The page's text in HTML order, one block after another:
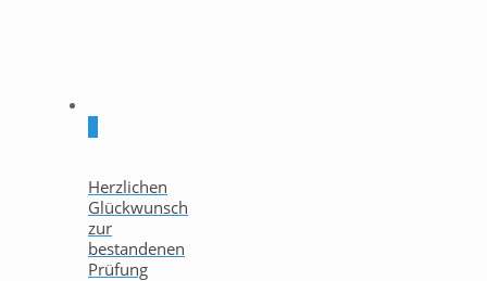
Herzlichen
Glückwunsch
zur
bestandenen
Prüfung